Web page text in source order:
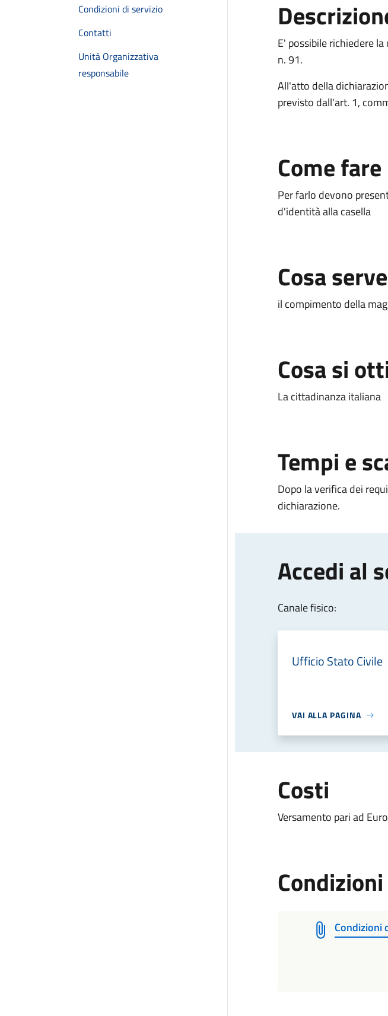
Condizioni di servizio
Contatti
Unità Organizzativa
responsabile
E' possibile richiedere
n. 91.
All'atto della
previsto dall'art. 1,
Come fare
Per farlo devono
d'identità alla casella
Cosa serve
il compimento della
Cosa si
La cittadinanza italiana
Tempi e
Dopo la verifica dei
dichiarazione.
Accedi al
Canale fisico:
Ufficio Stato Civile
VAI ALLA PAGINA
Costi
Versamento pari ad
Condizioni